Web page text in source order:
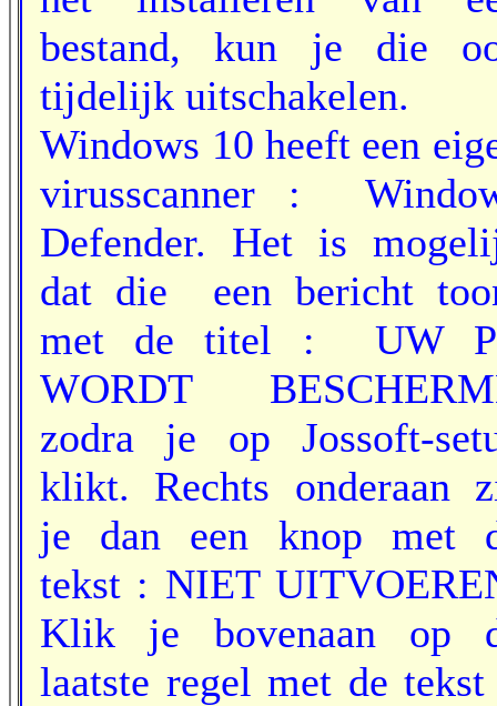
bestand, kun je die
tijdelijk uitschakelen.
Windows 10 heeft een
virusscanner :
Defender. Het is
dat die een bericht
met de titel : UW
WORDT
zodra je op Jossoft-
klikt. Rechts onderaan
je dan een knop met
tekst : NIET
Klik je bovenaan op
laatste regel met de